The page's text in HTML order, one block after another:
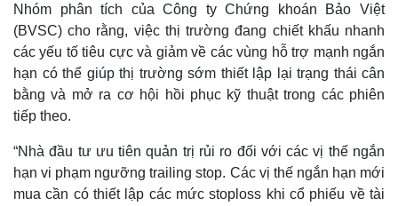
Nhóm phân tích của Công ty Chứng khoán Bảo Việt
(BVSC) cho rằng, việc thị trường đang chiết khấu nhanh
các yếu tố tiêu cực và giảm về các vùng hỗ trợ mạnh ngắn
hạn có thể giúp thị trường sớm thiết lập lại trạng thái cân
bằng và mở ra cơ hội hồi phục kỹ thuật trong các phiên
tiếp theo.
“Nhà đầu tư ưu tiên quản trị rủi ro đối với các vị thế ngắn
hạn vi phạm ngưỡng trailing stop. Các vị thế ngắn hạn mới
mua cần có thiết lập các mức stoploss khi cổ phiếu về tài